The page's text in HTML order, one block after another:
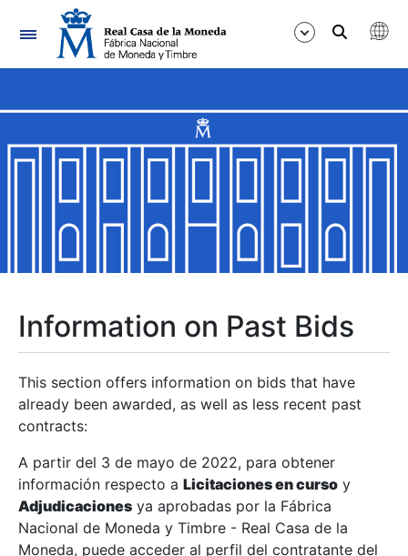
Navigation
Show/Hide
Show/Hide
Show/Hide
Show/Hide
Show/Hide
Information on Past Bids
This section offers information on bids that have
already been awarded, as well as less recent past
contracts:
A partir del 3 de mayo de 2022, para obtener
información respecto a Licitaciones en curso y
Adjudicaciones ya aprobadas por la Fábrica
Nacional de Moneda y Timbre - Real Casa de la
Moneda, puede acceder al perfil del contratante del